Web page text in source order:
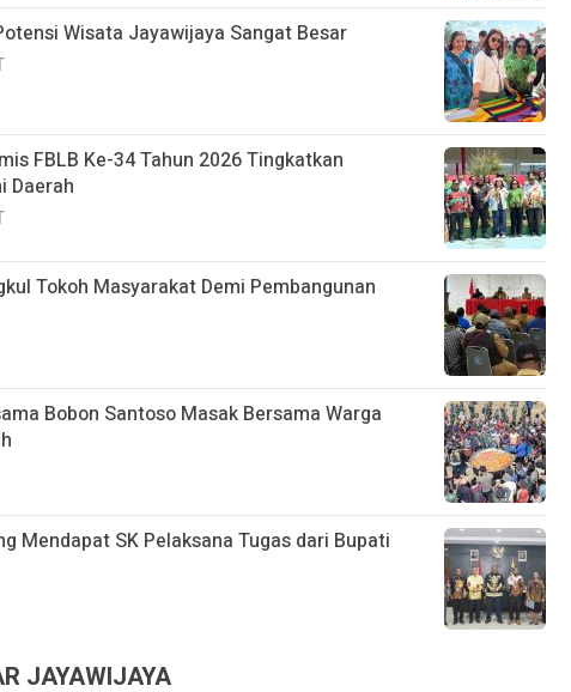
Wisata Jayawijaya Sangat Besar
FBLB Ke-34 Tahun 2026 Tingkatkan
Daerah
Tokoh Masyarakat Demi Pembangunan
Bobon Santoso Masak Bersama Warga
Mendapat SK Pelaksana Tugas dari Bupati
JAYAWIJAYA